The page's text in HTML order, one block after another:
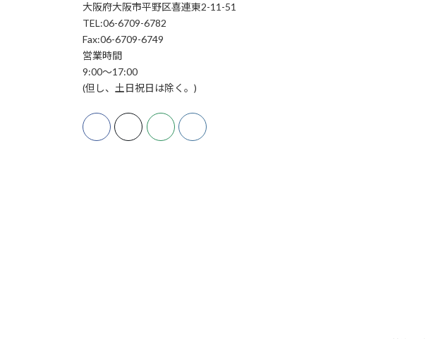
大阪府大阪市平野区喜連東2-11-51
TEL:06-6709-6782
Fax:06-6709-6749
営業時間
9:00～17:00
(但し、土日祝日は除く。)